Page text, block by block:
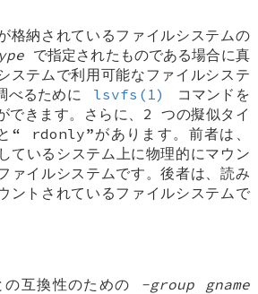
格納されているファイルシステムの
で指定されたものである場合に真
ステムで利用可能なファイルシステ
べるために
lsvfs(1)
コマンドを
できます。さらに、2 つの擬似タイ
“ rdonly”があります。前者は、
ているシステム上に物理的にマウン
ァイルシステムです。後者は、読み
ントされているファイルシステムで
互換性のための -group
gname